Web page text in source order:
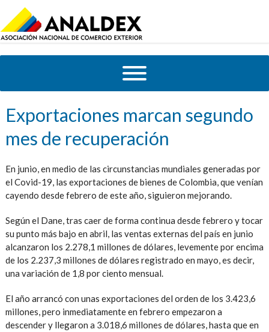
Exportaciones marcan segundo
mes de recuperación
En junio, en medio de las circunstancias mundiales generadas por
el Covid-19, las exportaciones de bienes de Colombia, que venían
cayendo desde febrero de este año, siguieron mejorando.
Según el Dane, tras caer de forma continua desde febrero y tocar
su punto más bajo en abril, las ventas externas del país en junio
alcanzaron los 2.278,1 millones de dólares, levemente por encima
de los 2.237,3 millones de dólares registrado en mayo, es decir,
una variación de 1,8 por ciento mensual.
El año arrancó con unas exportaciones del orden de los 3.423,6
millones, pero inmediatamente en febrero empezaron a
descender y llegaron a 3.018,6 millones de dólares, hasta que en